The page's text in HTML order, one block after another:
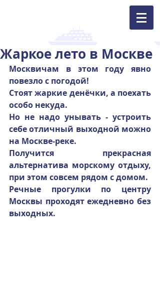
Жаркое лето в Москве
Москвичам в этом году явно
повезло с погодой!
Стоят жаркие денёчки, а поехать
особо некуда.
Но не надо унывать - устроить
себе отличный выходной можно
на Москве-реке.
Получится прекрасная
альтернатива морскому отдыху,
при этом совсем рядом с домом.
Речные прогулки по центру
Москвы проходят ежедневно без
выходных.